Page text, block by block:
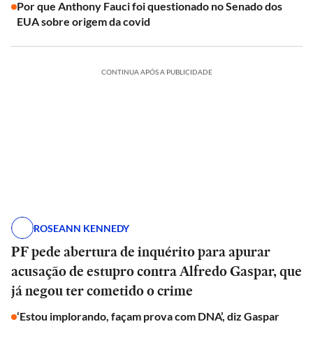
Por que Anthony Fauci foi questionado no Senado dos
EUA sobre origem da covid
CONTINUA APÓS A PUBLICIDADE
ROSEANN KENNEDY
PF pede abertura de inquérito para apurar
acusação de estupro contra Alfredo Gaspar, que
já negou ter cometido o crime
‘Estou implorando, façam prova com DNA’, diz Gaspar